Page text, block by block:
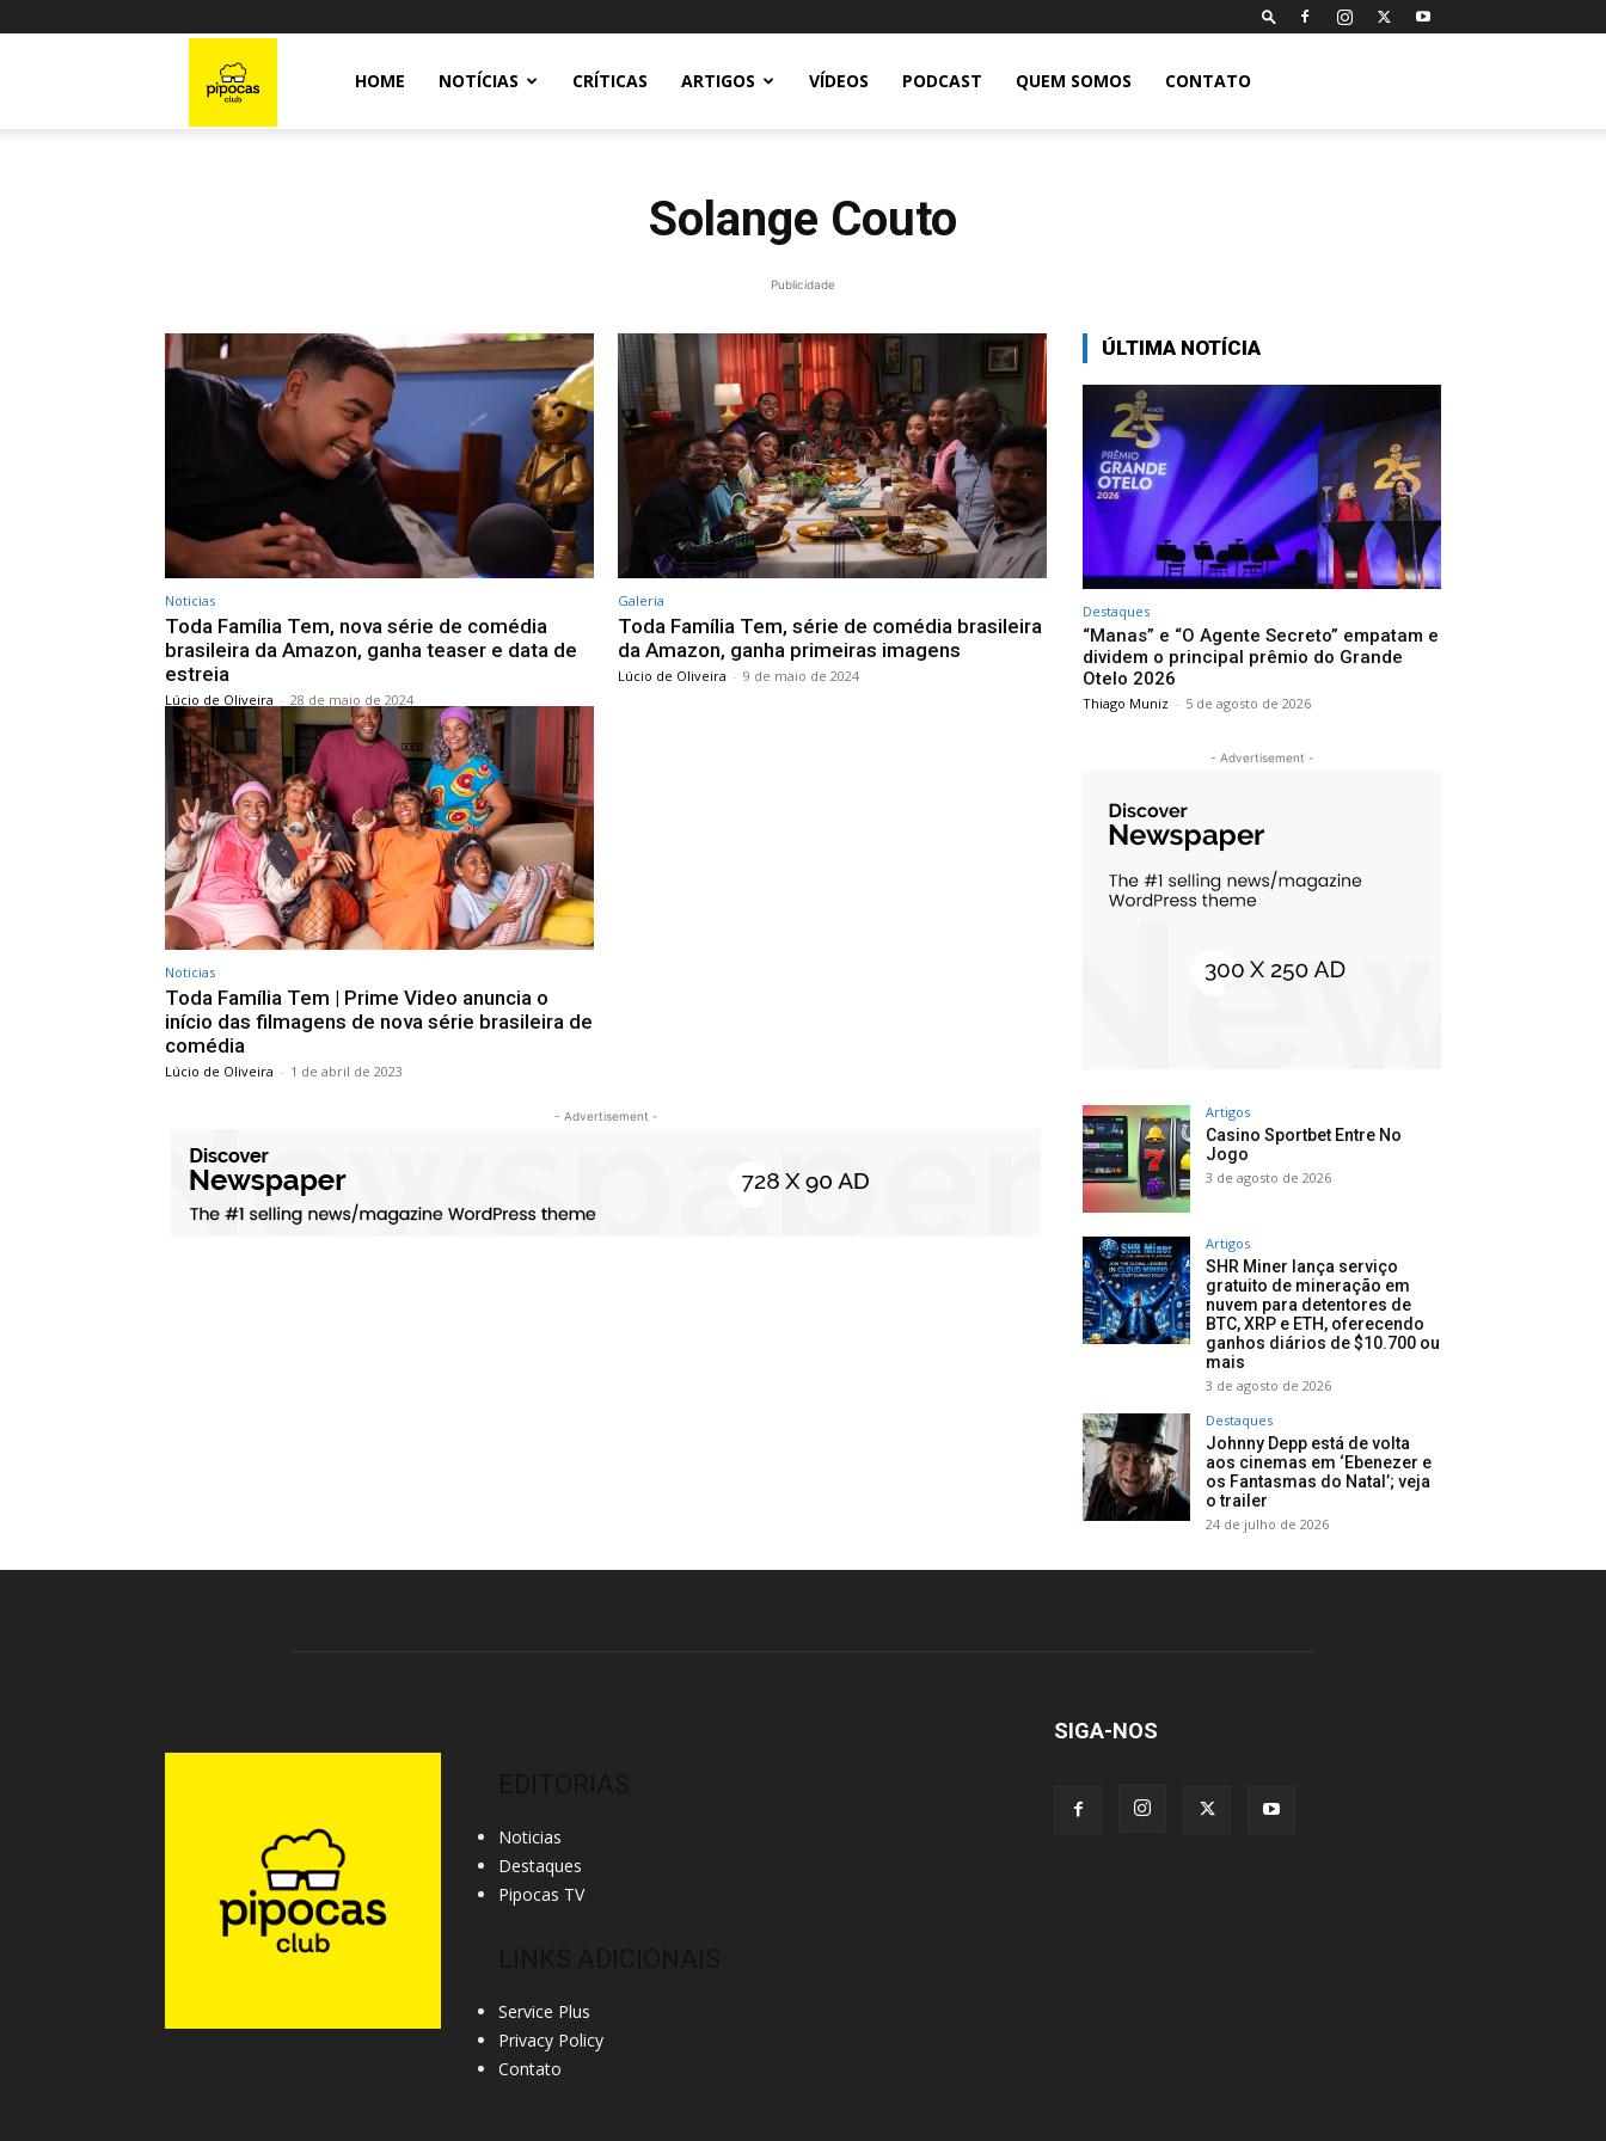
HOME NOTÍCIAS CRÍTICAS ARTIGOS VÍDEOS PODCAST QUEM SOMOS CONTATO
Solange Couto
Publicidade
Noticias
Toda Família Tem, nova série de comédia
brasileira da Amazon, ganha teaser e data de
estreia
Lúcio de Oliveira - 28 de maio de 2024
Galeria
Toda Família Tem, série de comédia brasileira
da Amazon, ganha primeiras imagens
Lúcio de Oliveira - 9 de maio de 2024
Noticias
Toda Família Tem | Prime Video anuncia o
início das filmagens de nova série brasileira de
comédia
Lúcio de Oliveira - 1 de abril de 2023
- Advertisement -
ÚLTIMA NOTÍCIA
Destaques
“Manas” e “O Agente Secreto” empatam e
dividem o principal prêmio do Grande
Otelo 2026
Thiago Muniz - 5 de agosto de 2026
- Advertisement -
Artigos
Casino Sportbet Entre No
Jogo
3 de agosto de 2026
Artigos
SHR Miner lança serviço
gratuito de mineração em
nuvem para detentores de
BTC, XRP e ETH, oferecendo
ganhos diários de $10.700 ou
mais
3 de agosto de 2026
Destaques
Johnny Depp está de volta
aos cinemas em ‘Ebenezer e
os Fantasmas do Natal’; veja
o trailer
24 de julho de 2026
Noticias
Destaques
Pipocas TV
Service Plus
Privacy Policy
Contato
SIGA-NOS